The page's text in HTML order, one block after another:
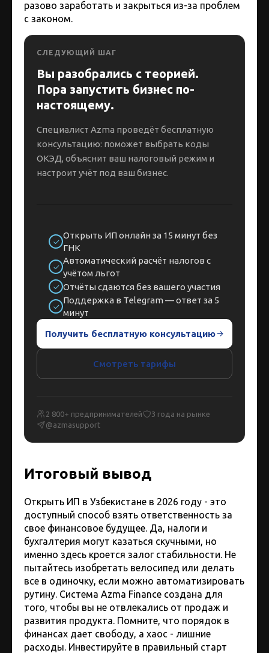
разово заработать и закрыться из-за проблем
с законом.
СЛЕДУЮЩИЙ ШАГ
Вы разобрались с теорией.
Пора запустить бизнес по-
настоящему.
Специалист Azma проведёт бесплатную
консультацию: поможет выбрать коды
ОКЭД, объяснит ваш налоговый режим и
настроит учёт под ваш бизнес.
Открыть ИП онлайн за 15 минут без
ГНК
Автоматический расчёт налогов с
учётом льгот
Отчёты сдаются без вашего участия
Поддержка в Telegram — ответ за 5
минут
Получить бесплатную консультацию
Смотреть тарифы
2 800+ предпринимателей
3 года на рынке
@azmasupport
Итоговый вывод
Открыть ИП в Узбекистане в 2026 году - это
доступный способ взять ответственность за
свое финансовое будущее. Да, налоги и
бухгалтерия могут казаться скучными, но
именно здесь кроется залог стабильности. Не
пытайтесь изобретать велосипед или делать
все в одиночку, если можно автоматизировать
рутину. Система Azma Finance создана для
того, чтобы вы не отвлекались от продаж и
развития продукта. Помните, что порядок в
финансах дает свободу, а хаос - лишние
расходы. Инвестируйте в правильный старт